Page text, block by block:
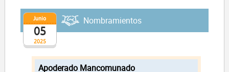
2025
Junio
05
Nombramientos
Apoderado Mancomunado